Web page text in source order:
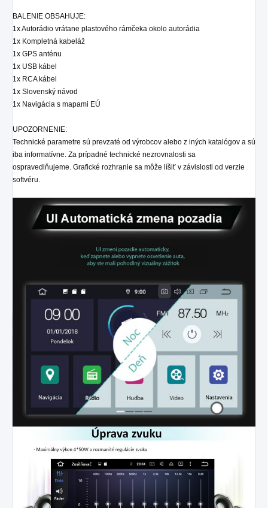
BALENIE OBSAHUJE:
1x Autorádio vrátane plastového rámčeka okolo autorádia
1x Kompletná kabeláž
1x GPS anténu
1x USB kábel
1x RCA kábel
1x Slovenský návod
1x Navigácia s mapami EÚ
UPOZORNENIE:
Technické parametre sú prevzaté od výrobcov alebo z iných katalógov a sú
iba informatívne. Za prípadné technické nezrovnalosti sa
ospravedlňujeme. Grafické rozhranie sa môže líšiť v závislosti od verzie
softvéru.